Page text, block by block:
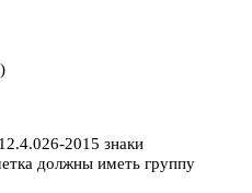
2015 знаки
должны иметь группу